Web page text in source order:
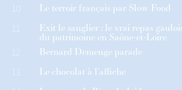
10 Le terroir français par Slow Food
11 Exit le sanglier : le vrai repas
du patrimoine en Saône-et-Loire
12 Bernard Demenge parade
13 Le chocolat à l’affiche